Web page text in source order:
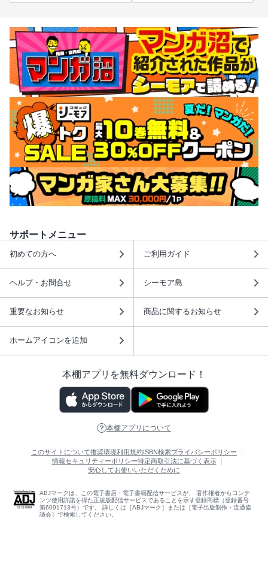
サポートメニュー
初めての方へ ご利用ガイド
ヘルプ・お問合せ シーモア島
重要なお知らせ 商品に関するお知らせ
ホームアイコンを追加
本棚アプリを無料ダウンロード！
本棚アプリについて
このサイトについて推奨環境利用規約ISBN検索プライバシーポリシー
情報セキュリティーポリシー特定商取引法に基づく表示
安心してお使いいただくために
ABJマークは、この電子書店・電子書籍配信サービスが、 著作権者からコンテ
ンツ使用許諾を得た正規版配信サービスであることを示す登録商標（登録番号
第6091713号）です。 詳しくは［ABJマーク］または［電子出版制作・流通協
議会］で検索してください。